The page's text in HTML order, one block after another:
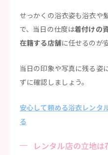
せっかくの浴衣姿も浴衣や
で、当日の仕度は着付けの
在籍する店舗に任せるのが
当日の印象や写真に残る姿
ずに確認しましょう。
安心して頼める浴衣レンタ
る
レンタル店の立地